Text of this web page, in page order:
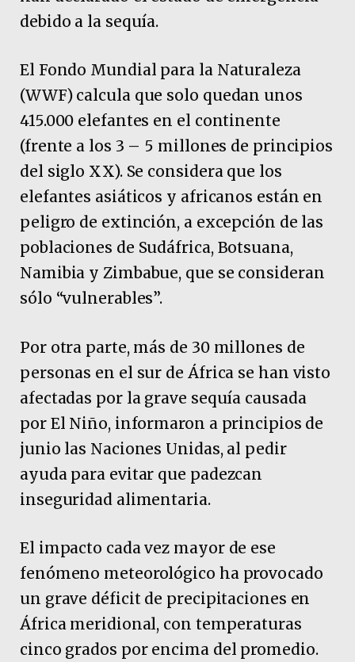
debido a la sequía.
El Fondo Mundial para la Naturaleza
(WWF) calcula que solo quedan unos
415.000 elefantes en el continente
(frente a los 3 – 5 millones de principios
del siglo XX). Se considera que los
elefantes asiáticos y africanos están en
peligro de extinción, a excepción de las
poblaciones de Sudáfrica, Botsuana,
Namibia y Zimbabue, que se consideran
sólo “vulnerables”.
Por otra parte, más de 30 millones de
personas en el sur de África se han visto
afectadas por la grave sequía causada
por El Niño, informaron a principios de
junio las Naciones Unidas, al pedir
ayuda para evitar que padezcan
inseguridad alimentaria.
El impacto cada vez mayor de ese
fenómeno meteorológico ha provocado
un grave déficit de precipitaciones en
África meridional, con temperaturas
cinco grados por encima del promedio.